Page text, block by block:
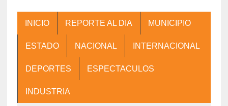
INICIO REPORTE AL DIA MUNICIPIO
ESTADO NACIONAL INTERNACIONAL
DEPORTES ESPECTACULOS
INDUSTRIA